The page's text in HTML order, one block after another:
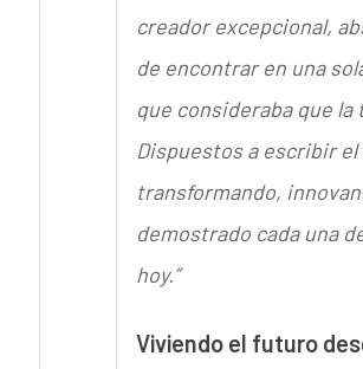
creador excepcional,
de encontrar en una
que consideraba que la
Dispuestos a escribir
transformando,
demostrado cada una
hoy.”
Viviendo el futuro